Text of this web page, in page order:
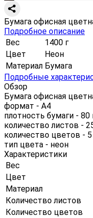
Бумага офисная
Подробное описание
Вес
1400 г
Цвет
Неон
Материал Бумага
Подробные
Обзор
Бумага офисная
формат - А4
плотность бумаги -
количество листов -
количество цветов -
тип цвета - неон
Характеристики
Вес
Цвет
Материал
Количество листов
Количество цветов